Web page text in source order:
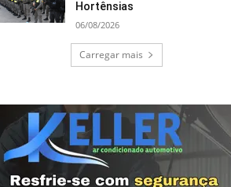
Hortênsias
06/08/2026
Carregar mais